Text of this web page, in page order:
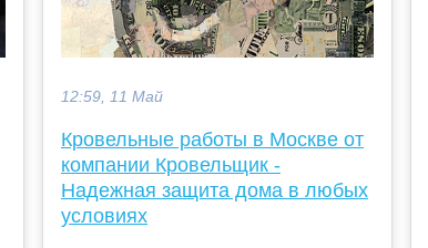
12:59, 11 Май
Кровельные работы в Москве от
компании Кровельщик -
Надежная защита дома в любых
условиях